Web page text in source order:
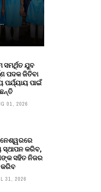
ଯୁବ
ପଦକ ଜିତିବା
ପର୍ଯ୍ୟାୟ ପାଇଁ
01, 2026
ସ୍ଥାପନ କରିବ,
ସହିତ ନିଜର
କରିବ
31, 2026